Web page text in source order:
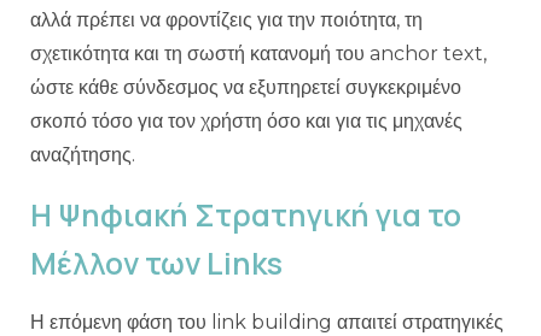
αλλά πρέπει να φροντίζεις για την ποιότητα, τη
σχετικότητα και τη σωστή κατανομή του anchor text,
ώστε κάθε σύνδεσμος να εξυπηρετεί συγκεκριμένο
σκοπό τόσο για τον χρήστη όσο και για τις μηχανές
αναζήτησης.
Η Ψηφιακή Στρατηγική για το
Μέλλον των Links
Η επόμενη φάση του link building απαιτεί στρατηγικές